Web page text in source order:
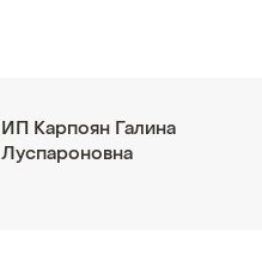
ИП Карпоян Галина
Луспароновна